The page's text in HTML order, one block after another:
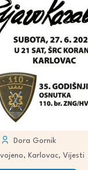
Dora Gornik
, Karlovac, Vijesti